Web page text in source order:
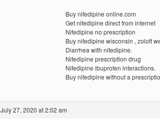
Buy nifedipine online.com
Get nifedipine direct from internet
Nifedipine no prescription
Buy nifedipine wisconsin , zoloft
Diarrhea with nifedipine.
Nifedipine prescription drug
Nifedipine ibuprofen interactions.
Buy nifedipine without a
July 27, 2020 at 2:02 am